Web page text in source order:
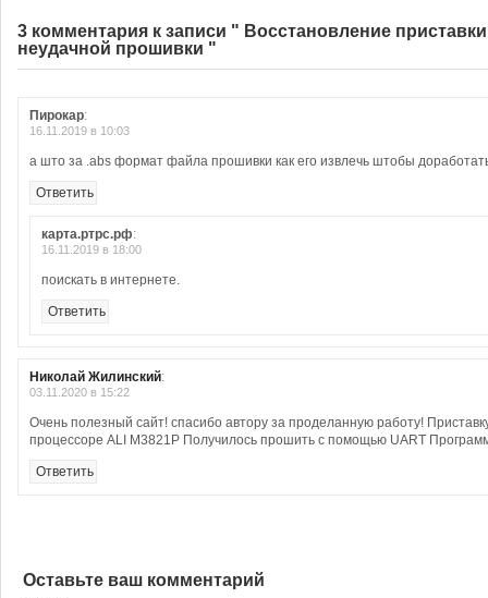
3 комментария к записи " Восстановление
неудачной прошивки "
Пирокар:
16.11.2019 в 10:03
а што за .abs формат файла прошивки как его извлечь штобы
Ответить
карта.ртрс.рф:
16.11.2019 в 18:00
поискать в интернете.
Ответить
Николай Жилинский:
03.11.2020 в 15:22
Очень полезный сайт! спасибо автору за проделанную работу!
процессоре ALI M3821P Получилось прошить с помощью UART
Ответить
Оставьте ваш комментарий